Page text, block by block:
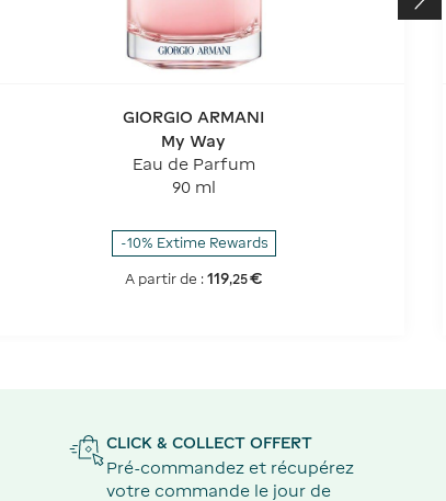
GIORGIO ARMANI
My Way
Eau de Parfum
90 ml
-10% Extime Rewards
A partir de : 119,25€
CLICK & COLLECT OFFERT
Pré-commandez et récupérez
votre commande le jour de